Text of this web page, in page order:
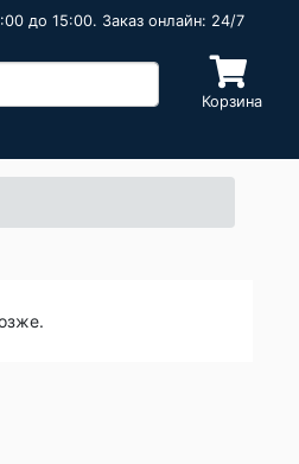
до 15:00. Заказ онлайн: 24/7
Корзина